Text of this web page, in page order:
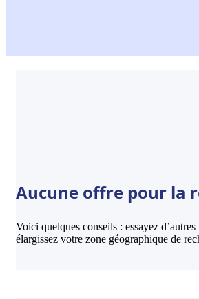
Aucune offre pour la
Voici quelques conseils : essayez
élargissez votre zone géographique de